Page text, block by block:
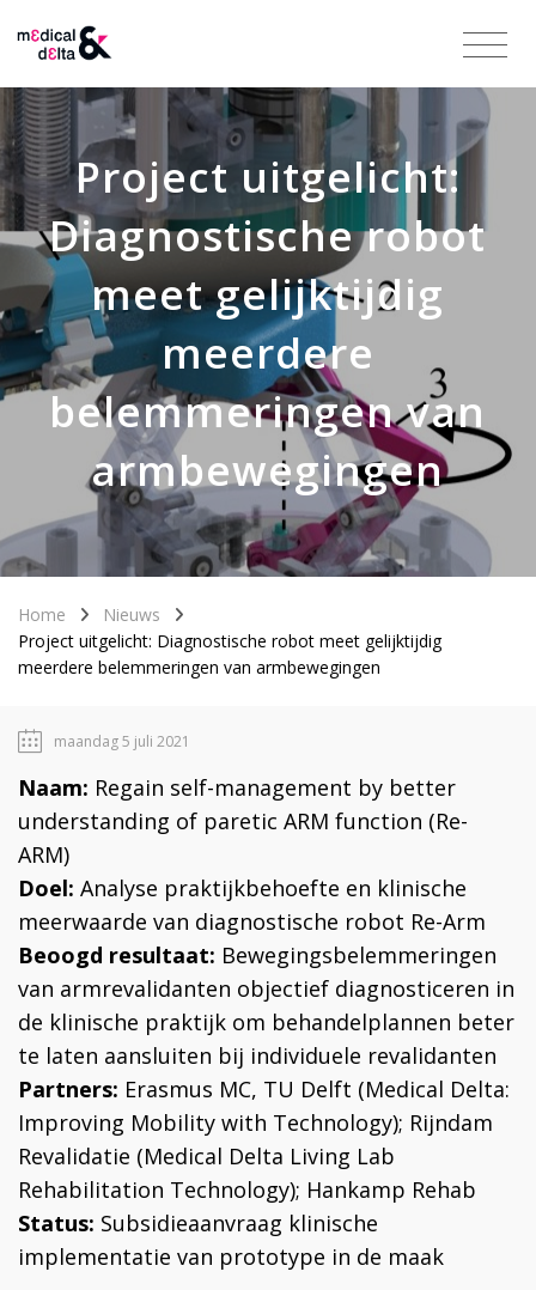
Project uitgelicht:
Diagnostische robot
meet gelijktijdig
meerdere
belemmeringen van
armbewegingen
Home
Nieuws
Project uitgelicht: Diagnostische robot meet gelijktijdig
meerdere belemmeringen van armbewegingen
maandag 5 juli 2021
Naam: Regain self-management by better
understanding of paretic ARM function (Re-
ARM)
Doel: Analyse praktijkbehoefte en klinische
meerwaarde van diagnostische robot Re-Arm
Beoogd resultaat: Bewegingsbelemmeringen
van armrevalidanten objectief diagnosticeren in
de klinische praktijk om behandelplannen beter
te laten aansluiten bij individuele revalidanten
Partners: Erasmus MC, TU Delft (Medical Delta:
Improving Mobility with Technology); Rijndam
Revalidatie (Medical Delta Living Lab
Rehabilitation Technology); Hankamp Rehab
Status: Subsidieaanvraag klinische
implementatie van prototype in de maak